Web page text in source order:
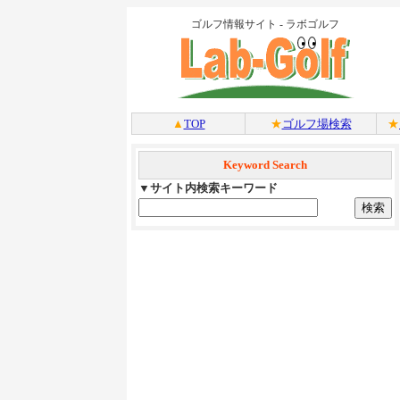
ゴルフ情報サイト - ラボゴルフ
▲ TOP ★ゴルフ場検索 ★
Keyword Search
▼サイト内検索キーワード